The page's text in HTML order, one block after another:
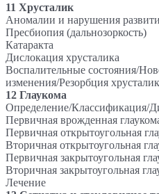
11 Хрусталик
Аномалии и нарушения
Пресбиопия (дальнозоркость)
Катаракта
Дислокация хрусталика
Воспалительные состояния/
изменения/Резорбция
12 Глаукома
Определение/Классификация/
Первичная врожденная
Первичная открытоугольная
Вторичная открытоугольная
Первичная закрытоугольная
Вторичная закрытоугольная
Лечение